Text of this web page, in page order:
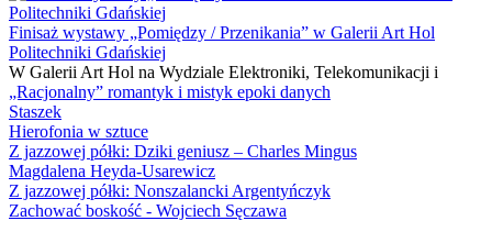
Finisaż wystawy „Pomiędzy / Przenikania” w Galerii Art Hol
Politechniki Gdańskiej
W Galerii Art Hol na Wydziale Elektroniki, Telekomunikacji i
„Racjonalny” romantyk i mistyk epoki danych
Staszek
Hierofonia w sztuce
Z jazzowej półki: Dziki geniusz – Charles Mingus
Magdalena Heyda-Usarewicz
Z jazzowej półki: Nonszalancki Argentyńczyk
Zachować boskość - Wojciech Sęczawa